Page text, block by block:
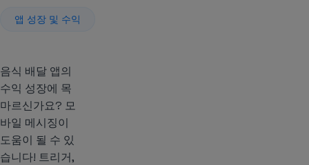
앱 성장 및 수익
음식 배달 앱의
수익 성장에 목
마르신가요? 모
바일 메시징이
도움이 될 수 있
습니다! 트리거,